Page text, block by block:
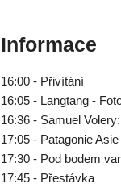
Informace
16:00 - Přivítání
16:05 - Langtang -
16:36 - Samuel
17:05 - Patagonie Asie
17:30 - Pod bodem
17:45 - Přestávka